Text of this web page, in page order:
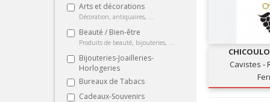
Arts et décorations
Décoration, antiquaires, ...
Beauté / Bien-être
Produits de beauté, bijouteries, ...
Bijouteries-Joailleries-
Horlogeries
Bureaux de Tabacs
Cadeaux-Souvenirs
Cavistes -